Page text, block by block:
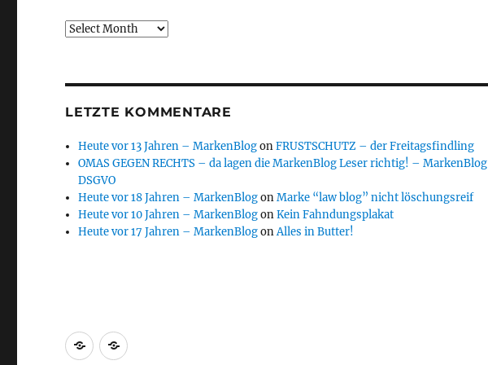
Archive
LETZTE KOMMENTARE
Heute vor 13 Jahren – MarkenBlogonFRUSTSCHUTZ – der Freitagsfindling
OMAS GEGEN RECHTS – da lagen die MarkenBlog Leser richtig! – MarkenBlog
DSGVO
Heute vor 18 Jahren – MarkenBlogonMarke “law blog” nicht löschungsreif
Heute vor 10 Jahren – MarkenBlogonKein Fahndungsplakat
Heute vor 17 Jahren – MarkenBlogonAlles in Butter!
Markenrecherche
Gastbeiträge